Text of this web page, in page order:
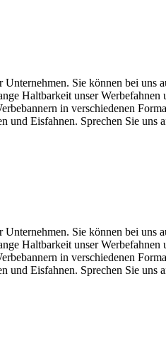
Sie können bei uns
Haltbarkeit unser Werbefahnen
in verschiedenen
Eisfahnen. Sprechen Sie uns
Sie können bei uns
Haltbarkeit unser Werbefahnen
in verschiedenen
Eisfahnen. Sprechen Sie uns